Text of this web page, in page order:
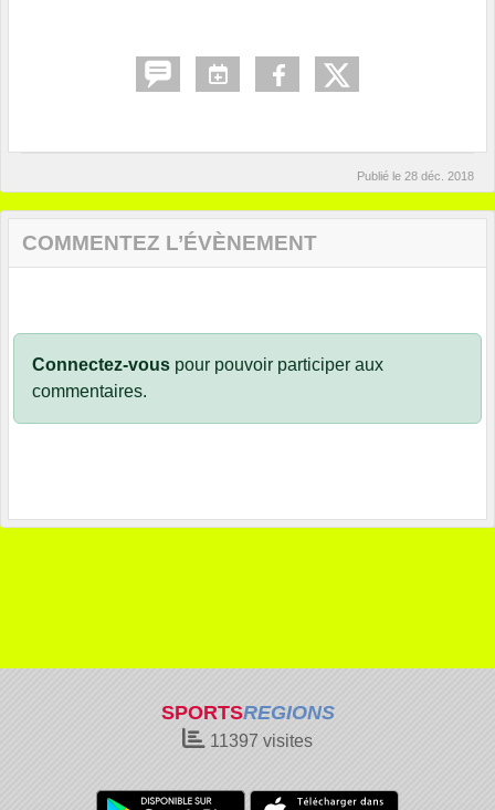
Publié le 28 déc. 2018
COMMENTEZ L’ÉVÈNEMENT
Connectez-vous pour pouvoir participer aux
commentaires.
SPORTSREGIONS
11397 visites